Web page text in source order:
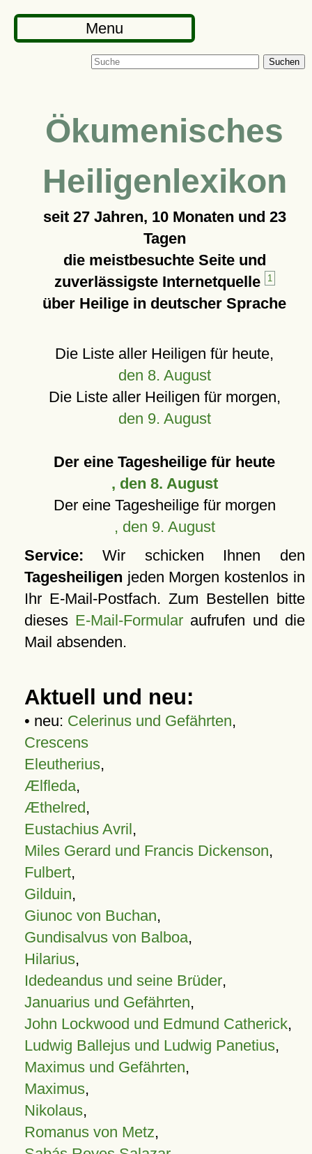
Menu
Suchen
Ökumenisches
Heiligenlexikon
seit 27 Jahren, 10 Monaten und 23
Tagen
die meistbesuchte Seite und
zuverlässigste Internetquelle
1
über Heilige in deutscher Sprache
Die Liste aller Heiligen für heute,
den 8. August
Die Liste aller Heiligen für morgen,
den 9. August
Der eine Tagesheilige für heute
, den 8. August
Der eine Tagesheilige für morgen
, den 9. August
Service: Wir schicken Ihnen den
Tagesheiligen jeden Morgen kostenlos in
Ihr E-Mail-Postfach. Zum Bestellen bitte
dieses E-Mail-Formular aufrufen und die
Mail absenden.
Aktuell und neu:
• neu: Celerinus und Gefährten,
Crescens
Eleutherius,
Ælfleda,
Æthelred,
Eustachius Avril,
Miles Gerard und Francis Dickenson,
Fulbert,
Gilduin,
Giunoc von Buchan,
Gundisalvus von Balboa,
Hilarius,
Idedeandus und seine Brüder,
Januarius und Gefährten,
John Lockwood und Edmund Catherick,
Ludwig Ballejus und Ludwig Panetius,
Maximus und Gefährten,
Maximus,
Nikolaus,
Romanus von Metz,